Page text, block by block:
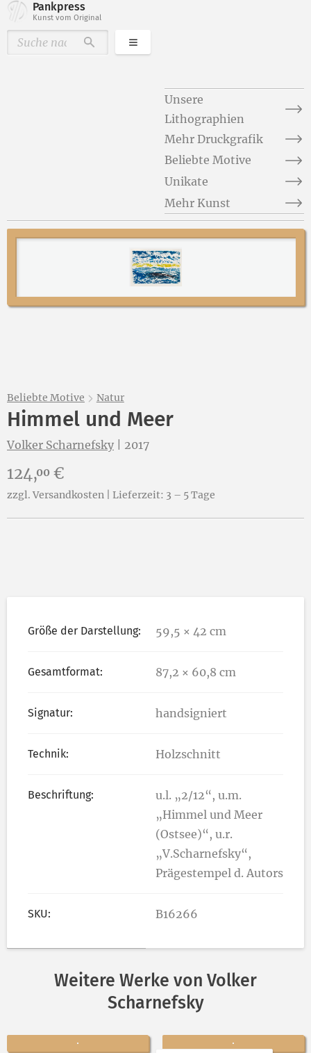
Pankpress
Kunst vom Original
DurchsuchenKategorien
Unsere
Lithographien
Mehr Druckgrafik
Beliebte Motive
Unikate
Mehr Kunst
Beliebte Motive Natur
Himmel und Meer
Volker Scharnefsky 2017
Preis:
124,00 €
zzgl. Versandkosten | Lieferzeit: 3 – 5 Tage
Größe der Darstellung: 59,5 × 42 cm
Gesamtformat: 87,2 × 60,8 cm
Signatur: handsigniert
Technik: Holzschnitt
Beschriftung:
u.l. „2/12“, u.m.
„Himmel und Meer
(Ostsee)“, u.r.
„V.Scharnefsky“,
Prägestempel d. Autors
SKU: B16266
Weitere Werke von Volker
Scharnefsky